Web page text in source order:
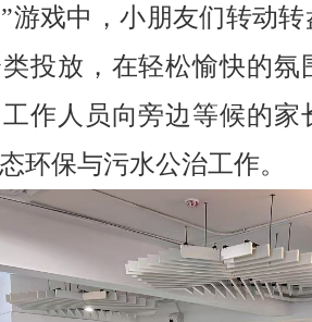
游戏中，小朋友们转动
投放，在轻松愉快的
作人员向旁边等候的
环保与污水公治工作。